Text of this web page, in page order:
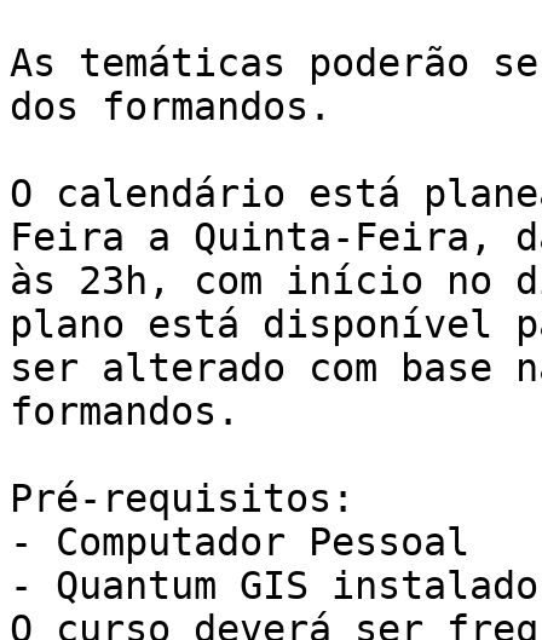
As temáticas poderão
dos formandos.
O calendário está
Feira a Quinta-Feira,
às 23h, com início no
plano está disponível
ser alterado com base
formandos.
Pré-requisitos:
- Computador Pessoal
- Quantum GIS instalado
O curso deverá ser